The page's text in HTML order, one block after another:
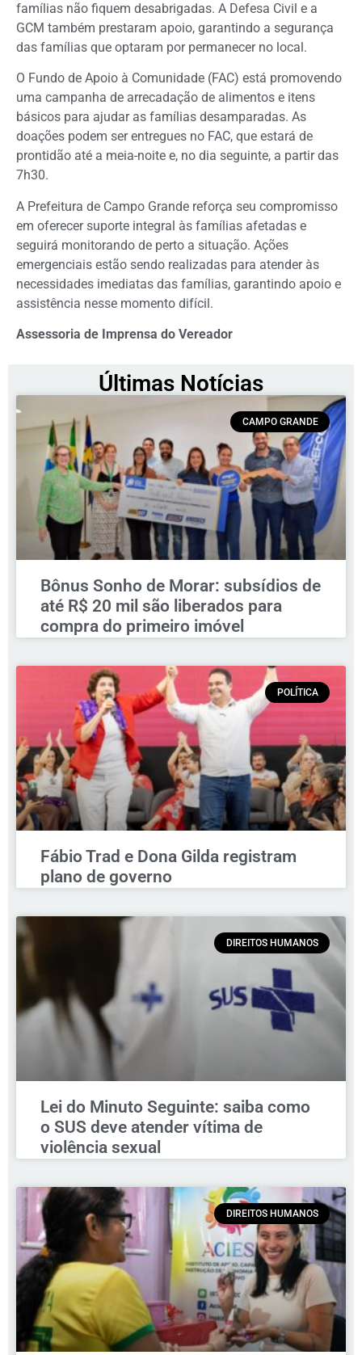
famílias não fiquem desabrigadas. A Defesa Civil e a
GCM também prestaram apoio, garantindo a segurança
das famílias que optaram por permanecer no local.
O Fundo de Apoio à Comunidade (FAC) está promovendo
uma campanha de arrecadação de alimentos e itens
básicos para ajudar as famílias desamparadas. As
doações podem ser entregues no FAC, que estará de
prontidão até a meia-noite e, no dia seguinte, a partir das
7h30.
A Prefeitura de Campo Grande reforça seu compromisso
em oferecer suporte integral às famílias afetadas e
seguirá monitorando de perto a situação. Ações
emergenciais estão sendo realizadas para atender às
necessidades imediatas das famílias, garantindo apoio e
assistência nesse momento difícil.
Assessoria de Imprensa do Vereador
Últimas Notícias
CAMPO GRANDE
Bônus Sonho de Morar: subsídios de
até R$ 20 mil são liberados para
compra do primeiro imóvel
POLÍTICA
Fábio Trad e Dona Gilda registram
plano de governo
DIREITOS HUMANOS
Lei do Minuto Seguinte: saiba como
o SUS deve atender vítima de
violência sexual
DIREITOS HUMANOS